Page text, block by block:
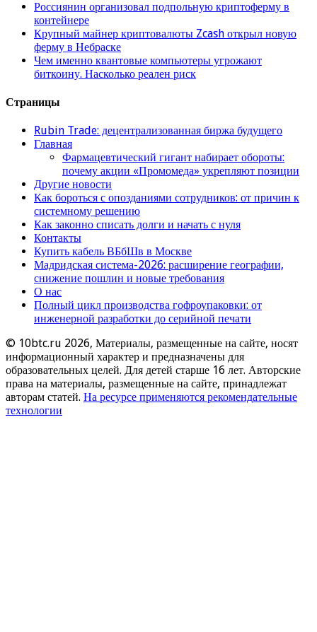
Россиянин организовал подпольную криптоферму в
контейнере
Крупный майнер криптовалюты Zcash открыл новую
ферму в Небраске
Чем именно квантовые компьютеры угрожают
биткоину. Насколько реален риск
Страницы
Rubin Trade: децентрализованная биржа будущего
Главная
Фармацевтический гигант набирает обороты:
почему акции «Промомеда» укрепляют позиции
Другие новости
Как бороться с опозданиями сотрудников: от причин к
системному решению
Как законно списать долги и начать с нуля
Контакты
Купить кабель ВБбШв в Москве
Мадридская система-2026: расширение географии,
снижение пошлин и новые требования
О нас
Полный цикл производства гофроупаковки: от
инженерной разработки до серийной печати
© 10btc.ru 2026, Материалы, размещенные на сайте, носят
информационный характер и предназначены для
образовательных целей. Для детей старше 16 лет. Авторские
права на материалы, размещенные на сайте, принадлежат
авторам статей. На ресурсе применяются рекомендательные
технологии